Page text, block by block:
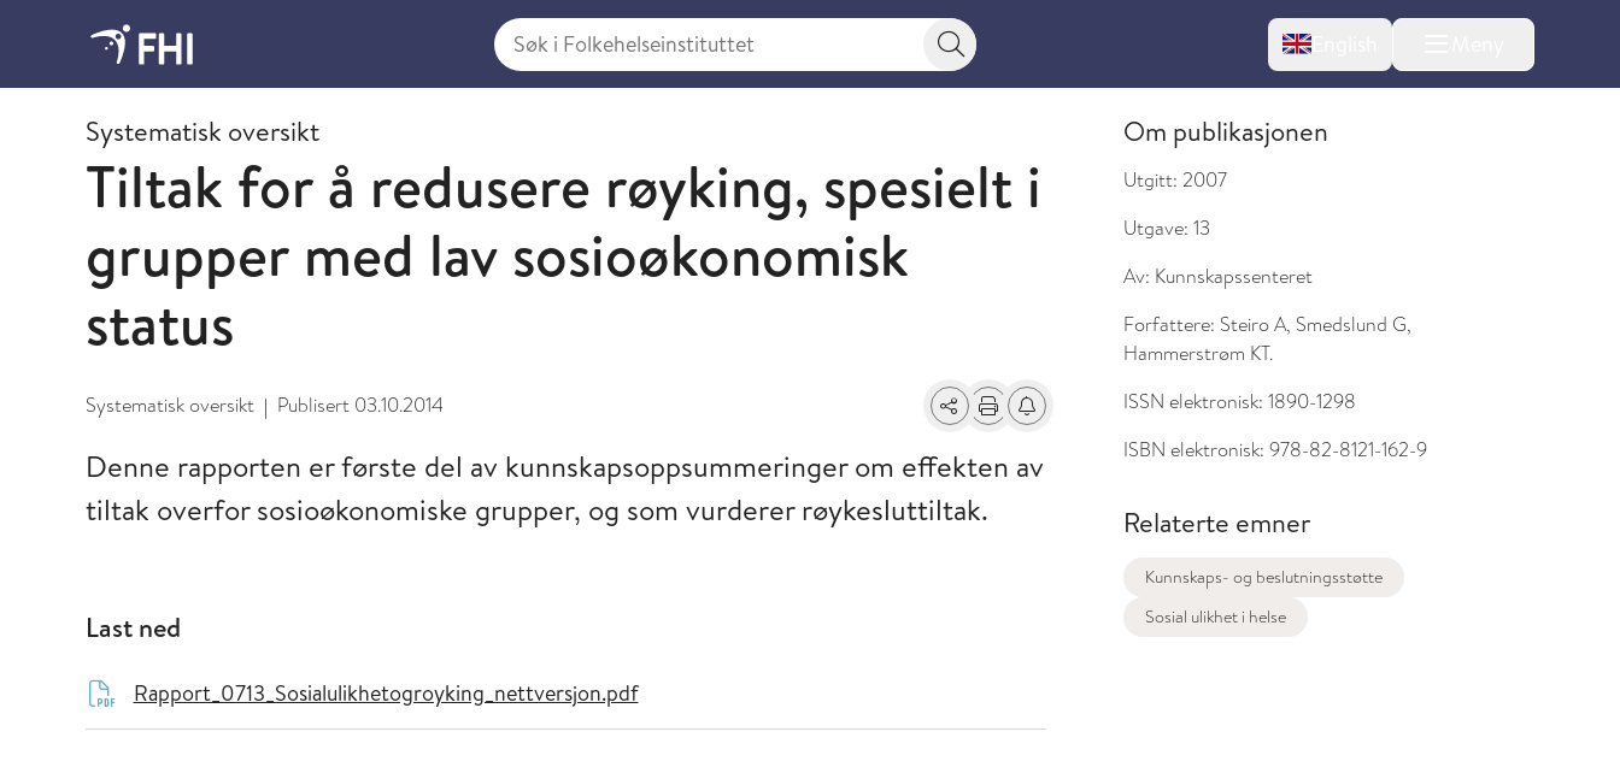
Søk i Folkehelseinstituttet
Søkeknapp English
2009 og eldre publikasjoner fra FHI
Systematisk oversikt
Tiltak for å redusere røyking, spesielt i
grupper med lav sosioøkonomisk
status
Systematisk oversikt | Publisert 03.10.2014 Del Skriv utFå varsel om endringer
Denne rapporten er første del av kunnskapsoppsummeringer om effekten av
tiltak overfor sosioøkonomiske grupper, og som vurderer røykesluttiltak.
Last ned
Rapport_0713_Sosialulikhetogroyking_nettversjon.pdf
Om publikasjonen
Utgitt: 2007
Utgave: 13
Av: Kunnskapssenteret
Forfattere: Steiro A, Smedslund G,
Hammerstrøm KT.
ISSN elektronisk: 1890-1298
ISBN elektronisk: 978-82-8121-162-9
Relaterte emner
Kunnskaps- og beslutningsstøtte
Sosial ulikhet i helse